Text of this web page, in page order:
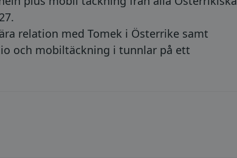
relation med Tomek i Österrike samt
och mobiltäckning i tunnlar på ett